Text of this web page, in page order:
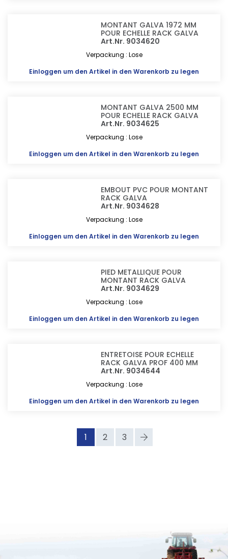
MONTANT GALVA 1972 MM
POUR ECHELLE RACK GALVA
Art.Nr. 9034620
Verpackung : Lose
Einloggen um den Artikel in den Warenkorb zu legen
MONTANT GALVA 2500 MM
POUR ECHELLE RACK GALVA
Art.Nr. 9034625
Verpackung : Lose
Einloggen um den Artikel in den Warenkorb zu legen
EMBOUT PVC POUR MONTANT
RACK GALVA
Art.Nr. 9034628
Verpackung : Lose
Einloggen um den Artikel in den Warenkorb zu legen
PIED METALLIQUE POUR
MONTANT RACK GALVA
Art.Nr. 9034629
Verpackung : Lose
Einloggen um den Artikel in den Warenkorb zu legen
ENTRETOISE POUR ECHELLE
RACK GALVA PROF 400 MM
Art.Nr. 9034644
Verpackung : Lose
Einloggen um den Artikel in den Warenkorb zu legen
1 2 3